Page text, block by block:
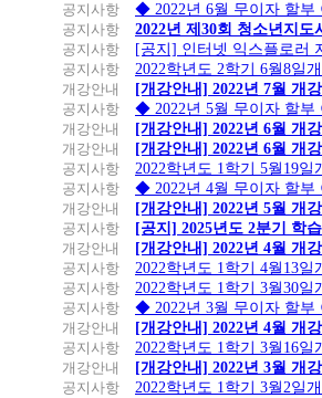
공지사항
◆ 2022년 6월 무이자 할
공지사항
2022년 제30회 청소년지
공지사항
[공지] 인터넷 익스플로러
공지사항
2022학년도 2학기 6월8일
개강안내
[개강안내] 2022년 7월 개
공지사항
◆ 2022년 5월 무이자 할
개강안내
[개강안내] 2022년 6월 개
개강안내
[개강안내] 2022년 6월 개
공지사항
2022학년도 1학기 5월19
공지사항
◆ 2022년 4월 무이자 할
개강안내
[개강안내] 2022년 5월 개
공지사항
[공지] 2025년도 2분기 학
개강안내
[개강안내] 2022년 4월 개
공지사항
2022학년도 1학기 4월13
공지사항
2022학년도 1학기 3월30
공지사항
◆ 2022년 3월 무이자 할
개강안내
[개강안내] 2022년 4월 개
공지사항
2022학년도 1학기 3월16
개강안내
[개강안내] 2022년 3월 개
공지사항
2022학년도 1학기 3월2일